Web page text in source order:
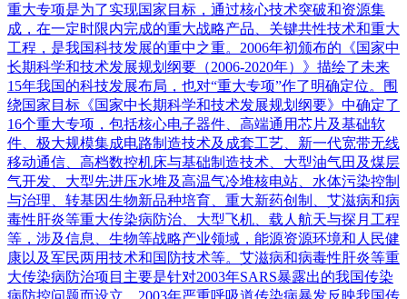
重大专项是为了实现国家目标，通过核心技术突破和资源集
成，在一定时限内完成的重大战略产品、关键共性技术和重大
工程，是我国科技发展的重中之重。2006年初颁布的《国家中
长期科学和技术发展规划纲要（2006-2020年）》描绘了未来
15年我国的科技发展布局，也对“重大专项”作了明确定位。围
绕国家目标《国家中长期科学和技术发展规划纲要》中确定了
16个重大专项，包括核心电子器件、高端通用芯片及基础软
件、极大规模集成电路制造技术及成套工艺、新一代宽带无线
移动通信、高档数控机床与基础制造技术、大型油气田及煤层
气开发、大型先进压水堆及高温气冷堆核电站、水体污染控制
与治理、转基因生物新品种培育、重大新药创制、艾滋病和病
毒性肝炎等重大传染病防治、大型飞机、载人航天与探月工程
等，涉及信息、生物等战略产业领域，能源资源环境和人民健
康以及军民两用技术和国防技术等。艾滋病和病毒性肝炎等重
大传染病防治项目主要是针对2003年SARS暴露出的我国传染